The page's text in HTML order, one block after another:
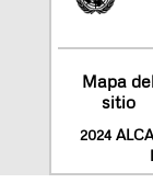
Mapa
sitio
2024